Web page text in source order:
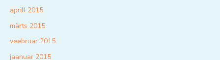
aprill 2015
märts 2015
veebruar 2015
jaanuar 2015